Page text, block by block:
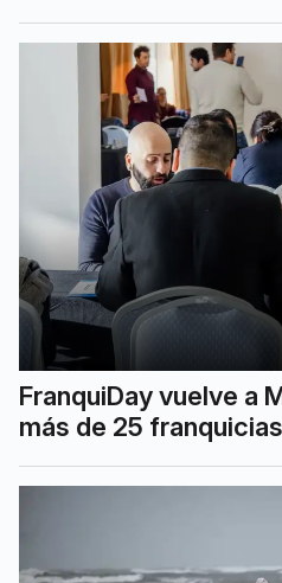
FranquiDay vuelve a
más de 25